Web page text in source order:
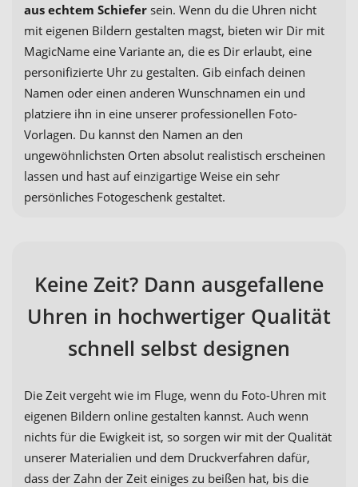
aus echtem Schiefer sein. Wenn du die Uhren nicht
mit eigenen Bildern gestalten magst, bieten wir Dir mit
MagicName eine Variante an, die es Dir erlaubt, eine
personifizierte Uhr zu gestalten. Gib einfach deinen
Namen oder einen anderen Wunschnamen ein und
platziere ihn in eine unserer professionellen Foto-
Vorlagen. Du kannst den Namen an den
ungewöhnlichsten Orten absolut realistisch erscheinen
lassen und hast auf einzigartige Weise ein sehr
persönliches Fotogeschenk gestaltet.
Keine Zeit? Dann ausgefallene
Uhren in hochwertiger Qualität
schnell selbst designen
Die Zeit vergeht wie im Fluge, wenn du Foto-Uhren mit
eigenen Bildern online gestalten kannst. Auch wenn
nichts für die Ewigkeit ist, so sorgen wir mit der Qualität
unserer Materialien und dem Druckverfahren dafür,
dass der Zahn der Zeit einiges zu beißen hat, bis die